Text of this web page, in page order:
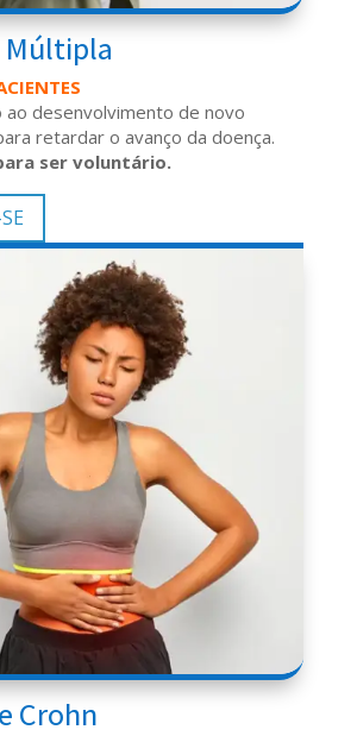
Múltipla
ao desenvolvimento de novo
retardar o avanço da doença.
ser voluntário.
Crohn